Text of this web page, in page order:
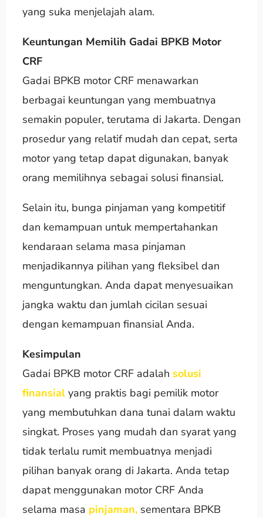
yang suka menjelajah alam.
Keuntungan Memilih Gadai BPKB Motor
CRF
Gadai BPKB motor CRF menawarkan
berbagai keuntungan yang membuatnya
semakin populer, terutama di Jakarta. Dengan
prosedur yang relatif mudah dan cepat, serta
motor yang tetap dapat digunakan, banyak
orang memilihnya sebagai solusi finansial.
Selain itu, bunga pinjaman yang kompetitif
dan kemampuan untuk mempertahankan
kendaraan selama masa pinjaman
menjadikannya pilihan yang fleksibel dan
menguntungkan. Anda dapat menyesuaikan
jangka waktu dan jumlah cicilan sesuai
dengan kemampuan finansial Anda.
Kesimpulan
Gadai BPKB motor CRF adalah solusi
finansialyang praktis bagi pemilik motor
yang membutuhkan dana tunai dalam waktu
singkat. Proses yang mudah dan syarat yang
tidak terlalu rumit membuatnya menjadi
pilihan banyak orang di Jakarta. Anda tetap
dapat menggunakan motor CRF Anda
selama masa pinjaman,sementara BPKB